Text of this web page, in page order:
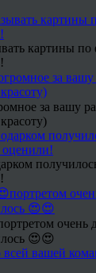
картины по
за вашу
очень
😍😍